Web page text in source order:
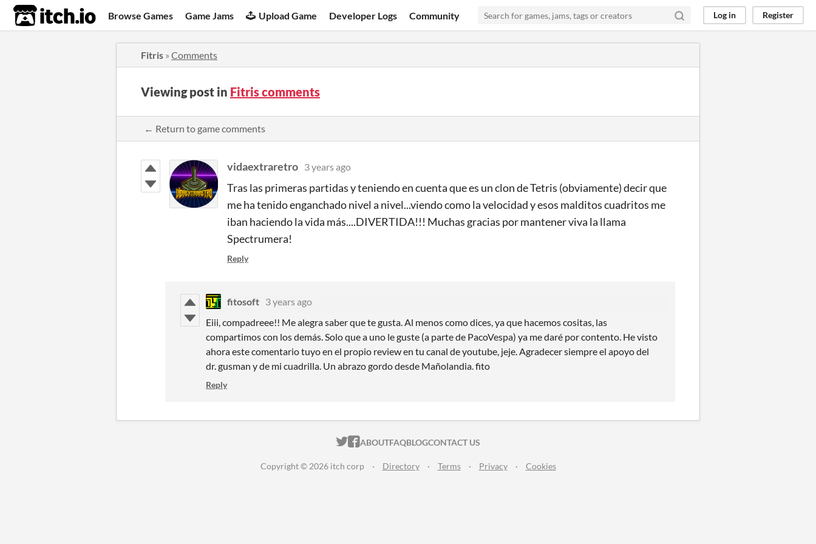
itch.io Browse Games Game Jams Upload Game Developer Logs Community Log in Register
Fitris » Comments
Viewing post in Fitris comments
← Return to game comments
vidaextraretro 3 years ago
Tras las primeras partidas y teniendo en cuenta que es un clon de Tetris (obviamente) decir que
me ha tenido enganchado nivel a nivel...viendo como la velocidad y esos malditos cuadritos me
iban haciendo la vida más....DIVERTIDA!!! Muchas gracias por mantener viva la llama
Spectrumera!
Reply
fitosoft 3 years ago
Eiii, compadreee!! Me alegra saber que te gusta. Al menos como dices, ya que hacemos cositas, las
compartimos con los demás. Solo que a uno le guste (a parte de PacoVespa) ya me daré por contento. He visto
ahora este comentario tuyo en el propio review en tu canal de youtube, jeje. Agradecer siempre el apoyo del
dr. gusman y de mi cuadrilla. Un abrazo gordo desde Mañolandia. fito
Reply
ITCH.IO ON TWITTER
ITCH.IO ON FACEBOOK
ABOUTFAQBLOGCONTACT US
Copyright © 2026 itch corp · Directory · Terms · Privacy · Cookies